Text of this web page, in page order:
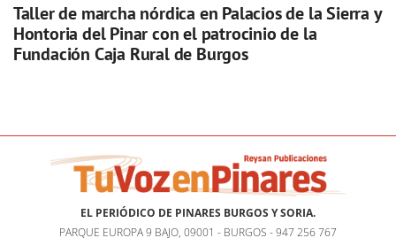
Taller de marcha nórdica en Palacios de la Sierra y
Hontoria del Pinar con el patrocinio de la
Fundación Caja Rural de Burgos
EL PERIÓDICO DE PINARES BURGOS Y SORIA.
PARQUE EUROPA 9 BAJO, 09001 - BURGOS - 947 256 767